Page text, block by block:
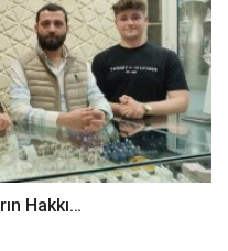
Hakkı…